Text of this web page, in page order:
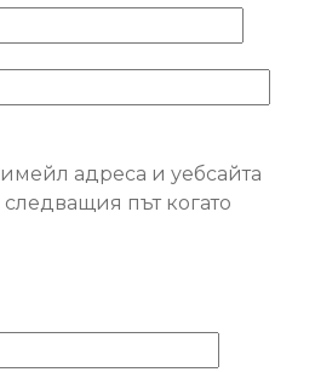
адреса и уебсайта
път когато